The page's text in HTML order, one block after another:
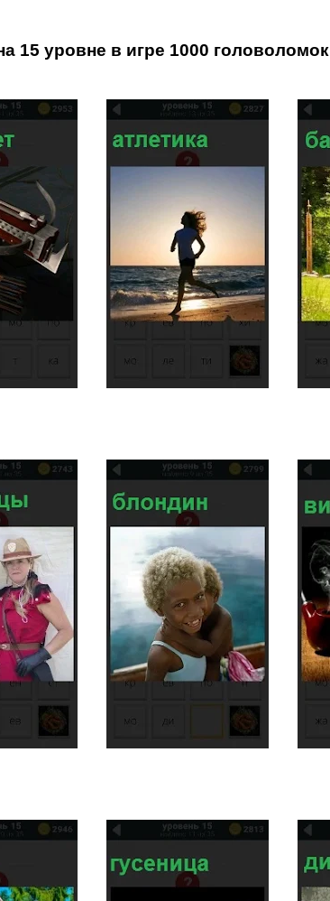
15 уровне в игре 1000 головоломок